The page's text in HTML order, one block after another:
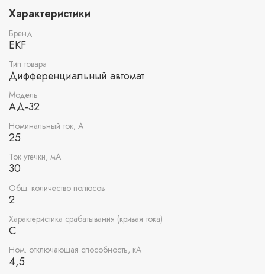
способность составляет 4,5кА, что делает его
подходящим для бытового и коммерческого
использования.
Характеристики
Бренд
EKF
Тип товара
Дифференциальный автомат
Модель
АД-32
Номинальный ток, А
25
Ток утечки, мА
30
Общ. количество полюсов
2
Характеристика срабатывания (кривая тока)
C
Ном. отключающая способность, кА
4,5